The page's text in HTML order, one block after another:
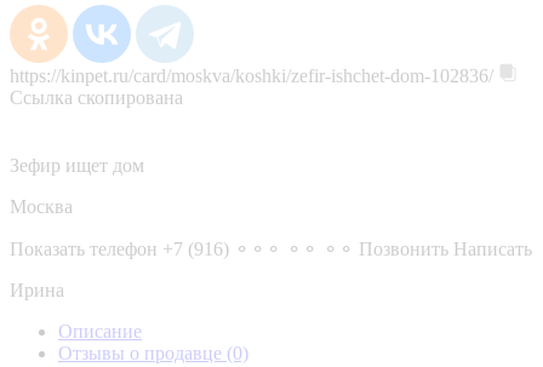
https://kinpet.ru/card/moskva/koshki/zefir-ishchet-dom-102836/
Ссылка скопирована
Зефир ищет дом
Москва
Показать телефон +7 (916) ⚬⚬⚬ ⚬⚬ ⚬⚬ Позвонить Написать
Ирина
Описание
Отзывы о продавце (0)